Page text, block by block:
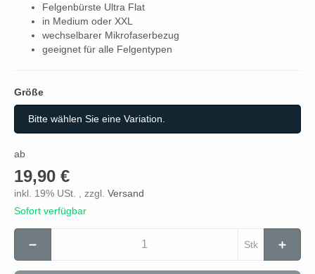
Felgenbürste Ultra Flat
in Medium oder XXL
wechselbarer Mikrofaserbezug
geeignet für alle Felgentypen
Größe
Größe
Bitte wählen Sie eine Variation.
ab
19,90 €
inkl. 19% USt. , zzgl. Versand
Sofort verfügbar
Stk